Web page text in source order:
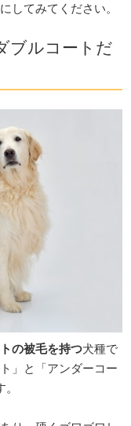
してみてください。
ブルコートだ
の被毛を持つ犬種で
」と「アンダーコー